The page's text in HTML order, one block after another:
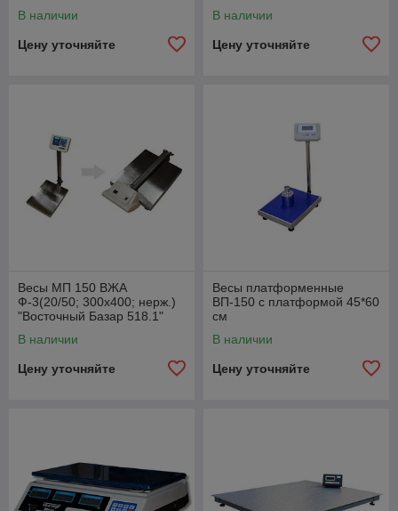
В наличии
Цену уточняйте
В наличии
Цену уточняйте
Весы МП 150 ВЖА
Ф-3(20/50; 300х400; нерж.)
"Восточный Базар 518.1"
В наличии
Цену уточняйте
Весы платформенные
ВП-150 с платформой 45*60
см
В наличии
Цену уточняйте